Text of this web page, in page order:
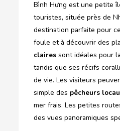
Bình Hưng est une petite
touristes, située près de
destination parfaite pour
foule et à découvrir des
claires sont idéales pour
tandis que ses récifs
de vie. Les visiteurs
simple des pêcheurs
mer frais. Les petites
des vues panoramiques